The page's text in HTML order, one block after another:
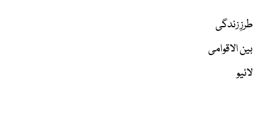
طرزِ زندگی
بین الاقوامی
لائیو